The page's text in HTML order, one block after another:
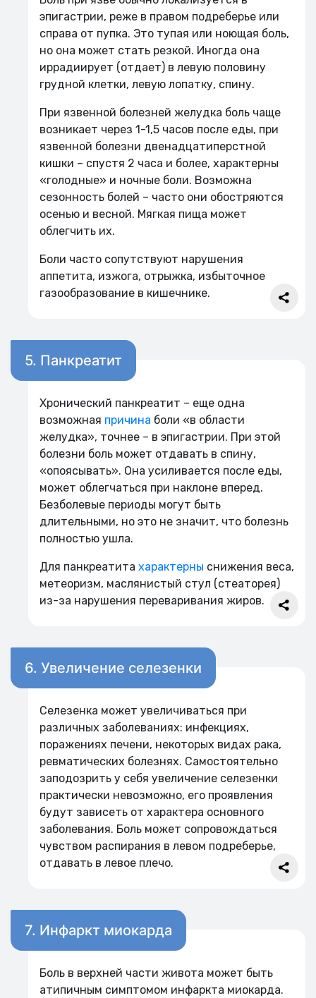
эпигастрии, реже в правом подреберье или
справа от пупка. Это тупая или ноющая боль,
но она может стать резкой. Иногда она
иррадиирует (отдает) в левую половину
грудной клетки, левую лопатку, спину.
При язвенной болезней желудка боль чаще
возникает через 1-1,5 часов после еды, при
язвенной болезни двенадцатиперстной
кишки – спустя 2 часа и более, характерны
«голодные» и ночные боли. Возможна
сезонность болей – часто они обостряются
осенью и весной. Мягкая пища может
облегчить их.
Боли часто сопутствуют нарушения
аппетита, изжога, отрыжка, избыточное
газообразование в кишечнике.
5. Панкреатит
Хронический панкреатит – еще одна
возможная причина боли «в области
желудка», точнее – в эпигастрии. При этой
болезни боль может отдавать в спину,
«опоясывать». Она усиливается после еды,
может облегчаться при наклоне вперед.
Безболевые периоды могут быть
длительными, но это не значит, что болезнь
полностью ушла.
Для панкреатита характерны снижения веса,
метеоризм, маслянистый стул (стеаторея)
из-за нарушения переваривания жиров.
6. Увеличение селезенки
Селезенка может увеличиваться при
различных заболеваниях: инфекциях,
поражениях печени, некоторых видах рака,
ревматических болезнях. Самостоятельно
заподозрить у себя увеличение селезенки
практически невозможно, его проявления
будут зависеть от характера основного
заболевания. Боль может сопровождаться
чувством распирания в левом подреберье,
отдавать в левое плечо.
7. Инфаркт миокарда
Боль в верхней части живота может быть
атипичным симптомом инфаркта миокарда.